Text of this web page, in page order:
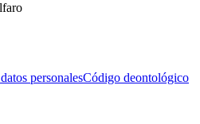
personalesCódigo deontológico